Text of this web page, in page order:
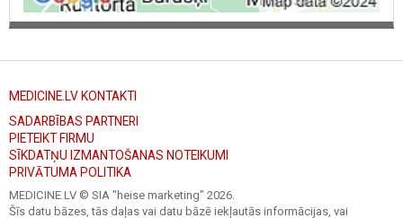
MEDICINE.LV KONTAKTI
SADARBĪBAS PARTNERI
PIETEIKT FIRMU
SĪKDATŅU IZMANTOŠANAS NOTEIKUMI
PRIVĀTUMA POLITIKA
MEDICINE.LV © SIA "heise marketing" 2026.
Šīs datu bāzes, tās daļas vai datu bāzē iekļautās informācijas, vai